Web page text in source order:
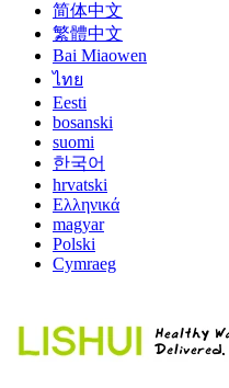
简体中文
繁體中文
Bai Miaowen
ไทย
Eesti
bosanski
suomi
한국어
hrvatski
Ελληνικά
magyar
Polski
Cymraeg